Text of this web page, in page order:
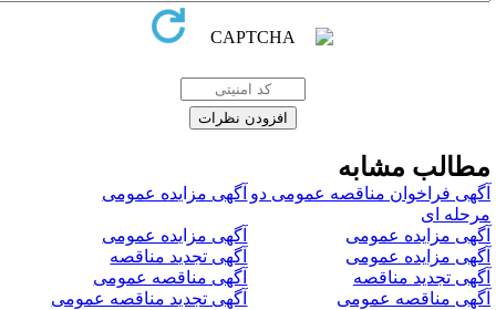
مشابه
فراخوان مناقصه عمومی دو
ای
آگهی مزایده عمومی
مزایده عمومی
آگهی مزایده عمومی
مزایده عمومی
آگهی تجدید مناقصه
تجدید مناقصه
آگهی مناقصه عمومی
مناقصه عمومی
آگهی تجدید مناقصه عمومی